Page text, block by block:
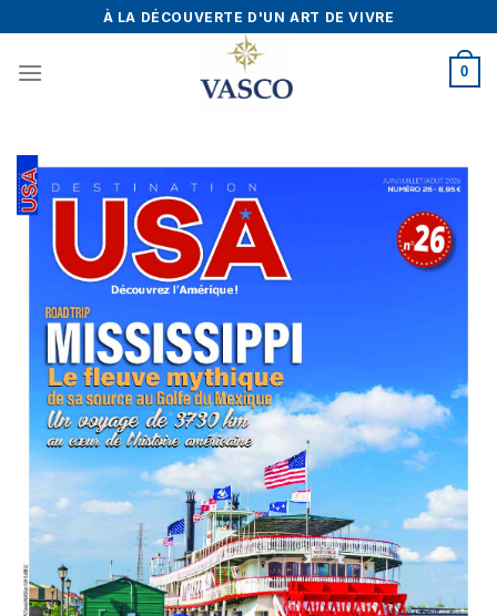
to
content
À LA DÉCOUVERTE D'UN ART DE VIVRE
0